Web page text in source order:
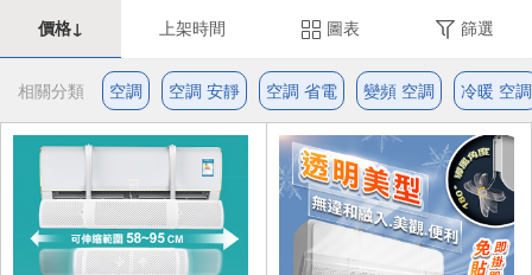
價格↓ 上架時間 圖表 篩選
相關分類 空調 空調 安靜 空調 省電 變頻 空調 冷暖 空調